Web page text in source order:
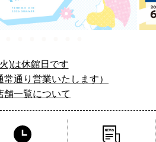
)は休館日です
常通り営業いたします）
舗一覧について